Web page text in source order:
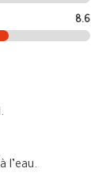
8.6
l’eau.